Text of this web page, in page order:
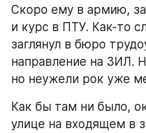
Скоро ему в армию,
и курс в ПТУ. Как-то
заглянул в бюро
направление на ЗИЛ.
но неужели рок уже
Как бы там ни было,
улице на входящем в